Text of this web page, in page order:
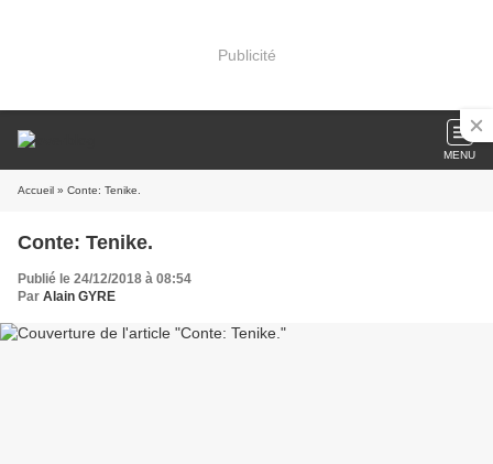
Publicité
MENU
Accueil » Conte: Tenike.
Conte: Tenike.
Publié le 24/12/2018 à 08:54
Par Alain GYRE